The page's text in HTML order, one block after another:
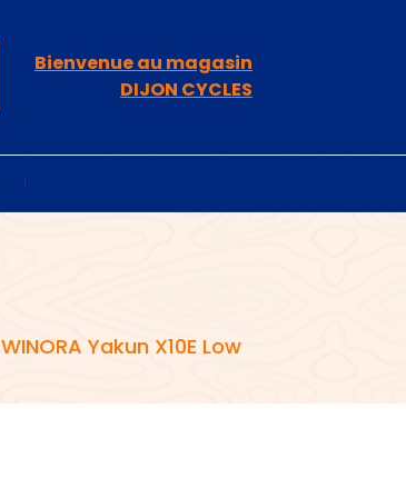
Bienvenue au magasin
DIJON CYCLES
WINORA Yakun X10E Low